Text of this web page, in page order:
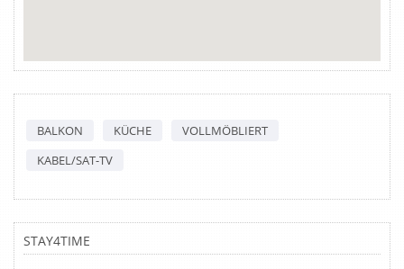
BALKON KÜCHE
VOLLMÖBLIERT
KABEL/SAT-TV
STAY4TIME